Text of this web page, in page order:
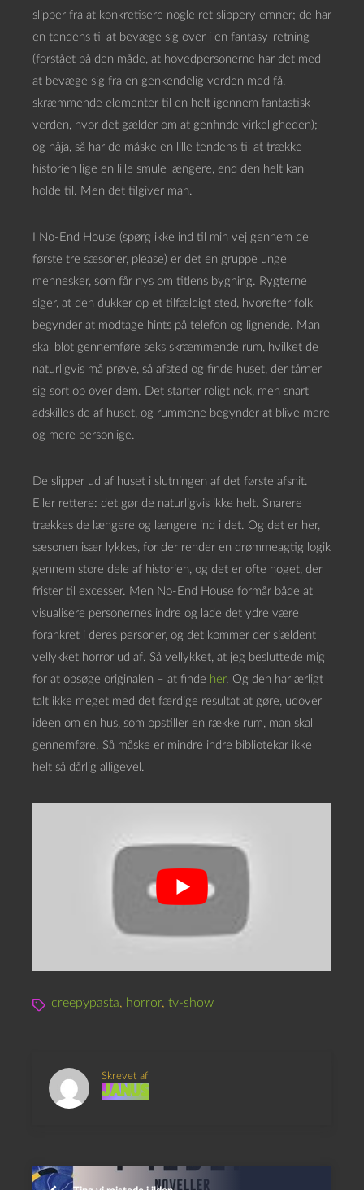
slipper fra at konkretisere nogle ret slippery emner; de har
en tendens til at bevæge sig over i en fantasy-retning
(forstået på den måde, at hovedpersonerne har det med
at bevæge sig fra en genkendelig verden med få,
skræmmende elementer til en helt igennem fantastisk
verden, hvor det gælder om at genfinde virkeligheden);
og nåja, så har de måske en lille tendens til at trække
historien lige en lille smule længere, end den helt kan
holde til. Men det tilgiver man.
I No-End House (spørg ikke ind til min vej gennem de
første tre sæsoner, please) er det en gruppe unge
mennesker, som får nys om titlens bygning. Rygterne
siger, at den dukker op et tilfældigt sted, hvorefter folk
begynder at modtage hints på telefon og lignende. Man
skal blot gennemføre seks skræmmende rum, hvilket de
naturligvis må prøve, så afsted og finde huset, der tårner
sig sort op over dem. Det starter roligt nok, men snart
adskilles de af huset, og rummene begynder at blive mere
og mere personlige.
De slipper ud af huset i slutningen af det første afsnit.
Eller rettere: det gør de naturligvis ikke helt. Snarere
trækkes de længere og længere ind i det. Og det er her,
sæsonen især lykkes, for der render en drømmeagtig logik
gennem store dele af historien, og det er ofte noget, der
frister til excesser. Men No-End House formår både at
visualisere personernes indre og lade det ydre være
forankret i deres personer, og det kommer der sjældent
vellykket horror ud af. Så vellykket, at jeg besluttede mig
for at opsøge originalen – at finde her. Og den har ærligt
talt ikke meget med det færdige resultat at gøre, udover
ideen om en hus, som opstiller en række rum, man skal
gennemføre. Så måske er mindre indre bibliotekar ikke
helt så dårlig alligevel.
creepypasta, horror, tv-show
Skrevet af
Janus